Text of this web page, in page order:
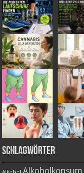
Schlagwörter